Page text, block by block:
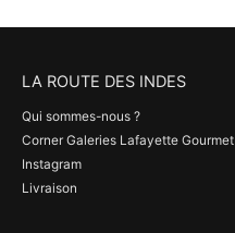
LA ROUTE DES INDES
Qui sommes-nous ?
Corner Galeries Lafayette Gourmet
Instagram
Livraison